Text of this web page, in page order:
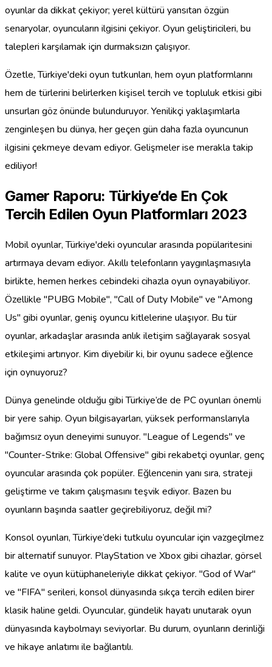
oyunlar da dikkat çekiyor; yerel kültürü yansıtan özgün
senaryolar, oyuncuların ilgisini çekiyor. Oyun geliştiricileri, bu
talepleri karşılamak için durmaksızın çalışıyor.
Özetle, Türkiye'deki oyun tutkunları, hem oyun platformlarını
hem de türlerini belirlerken kişisel tercih ve topluluk etkisi gibi
unsurları göz önünde bulunduruyor. Yenilikçi yaklaşımlarla
zenginleşen bu dünya, her geçen gün daha fazla oyuncunun
ilgisini çekmeye devam ediyor. Gelişmeler ise merakla takip
ediliyor!
Gamer Raporu: Türkiye’de En Çok
Tercih Edilen Oyun Platformları 2023
Mobil oyunlar, Türkiye'deki oyuncular arasında popülaritesini
artırmaya devam ediyor. Akıllı telefonların yaygınlaşmasıyla
birlikte, hemen herkes cebindeki cihazla oyun oynayabiliyor.
Özellikle "PUBG Mobile", "Call of Duty Mobile" ve "Among
Us" gibi oyunlar, geniş oyuncu kitlelerine ulaşıyor. Bu tür
oyunlar, arkadaşlar arasında anlık iletişim sağlayarak sosyal
etkileşimi artırıyor. Kim diyebilir ki, bir oyunu sadece eğlence
için oynuyoruz?
Dünya genelinde olduğu gibi Türkiye’de de PC oyunları önemli
bir yere sahip. Oyun bilgisayarları, yüksek performanslarıyla
bağımsız oyun deneyimi sunuyor. "League of Legends" ve
"Counter-Strike: Global Offensive" gibi rekabetçi oyunlar, genç
oyuncular arasında çok popüler. Eğlencenin yanı sıra, strateji
geliştirme ve takım çalışmasını teşvik ediyor. Bazen bu
oyunların başında saatler geçirebiliyoruz, değil mi?
Konsol oyunları, Türkiye’deki tutkulu oyuncular için vazgeçilmez
bir alternatif sunuyor. PlayStation ve Xbox gibi cihazlar, görsel
kalite ve oyun kütüphaneleriyle dikkat çekiyor. "God of War"
ve "FIFA" serileri, konsol dünyasında sıkça tercih edilen birer
klasik haline geldi. Oyuncular, gündelik hayatı unutarak oyun
dünyasında kaybolmayı seviyorlar. Bu durum, oyunların derinliği
ve hikaye anlatımı ile bağlantılı.